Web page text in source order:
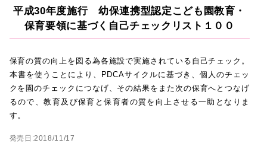
平成30年度施行 幼保連携型認定こども園教育・
保育要領に基づく自己チェックリスト１００
保育の質の向上を図る為各施設で実施されている自己チェック。
本書を使うことにより、PDCAサイクルに基づき、個人のチェッ
クを園のチェックにつなげ、その結果をまた次の保育へとつなげ
るので、教育及び保育と保育者の質を向上させる一助となりま
す。
発売日:2018/11/17